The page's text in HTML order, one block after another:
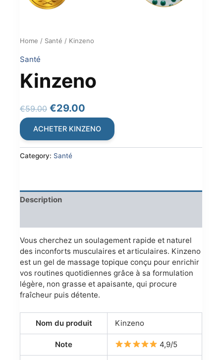
Home / Santé / Kinzeno
Santé
Kinzeno
€59.00 Original
€59.00.
€29.00
price
€29.00.
ACHETER KINZENO
Category: Santé
Description
Vous cherchez un soulagement rapide et naturel
des inconforts musculaires et articulaires. Kinzeno
est un gel de massage topique conçu pour enrichir
vos routines quotidiennes grâce à sa formulation
légère, non grasse et apaisante, qui procure
fraîcheur puis détente.
Nom du produit Kinzeno
Note 4,9/5